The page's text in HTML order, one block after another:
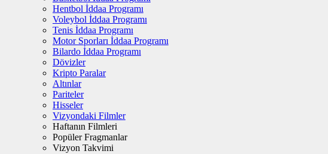
Hentbol İddaa Programı
Voleybol İddaa Programı
Tenis İddaa Programı
Motor Sporları İddaa Programı
Bilardo İddaa Programı
Dövizler
Kripto Paralar
Altınlar
Pariteler
Hisseler
Vizyondaki Filmler
Haftanın Filmleri
Popüler Fragmanlar
Vizyon Takvimi